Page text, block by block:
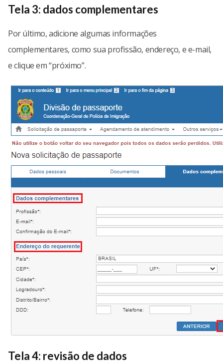
Tela 3: dados complementares
Por último, adicione algumas informações
complementares, como sua profissão, endereço, e e-mail,
e clique em “próximo”.
Tela 4: revisão de dados